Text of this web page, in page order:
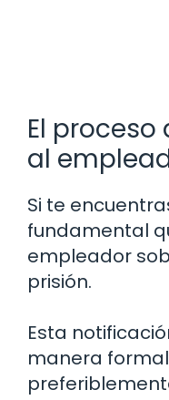
El
al
Si te
fundamental
empleador
prisión.
Esta
manera